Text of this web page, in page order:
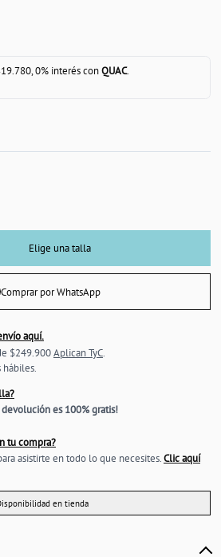
0% interés conQUAC.
Elige una talla
Comprar por WhatsApp
aquí.
$249.900Aplican TyC.
hábiles.
devolución es 100% gratis!
tu compra?
asistirte en todo lo que necesites.Clic aquí
en tienda